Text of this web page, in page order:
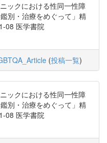
ックにおける性同一性障
別・治療をめぐって」精
08 医学書院
(投稿一覧)
ックにおける性同一性障
別・治療をめぐって」精
08 医学書院